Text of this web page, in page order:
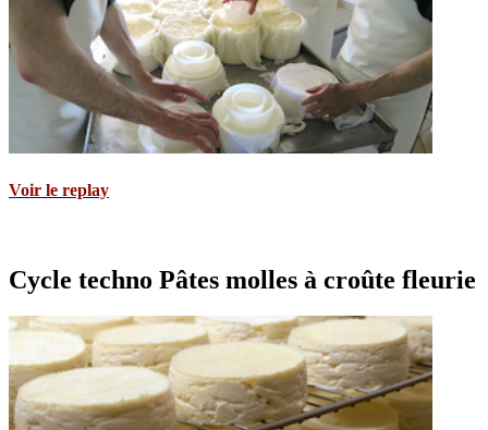
Voir le replay
Cycle techno Pâtes molles à croûte fleurie